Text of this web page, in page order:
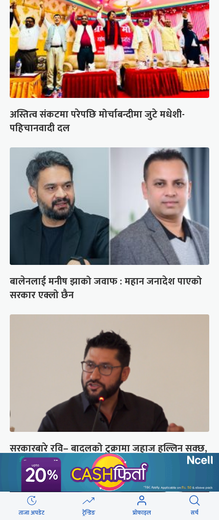
अस्तित्व संकटमा परेपछि मोर्चाबन्दीमा जुटे मधेशी-
पहिचानवादी दल
बालेनलाई मनीष झाको जवाफ : महान जनादेश पाएको
सरकार एक्लो छैन
सरकारबारे रवि– बादलको टुक्रामा जहाज हल्लिन सक्छ,
डर मान्नु पर्दैन
ताजा अपडेट ट्रेन्डिङ प्रोफाइल सर्च